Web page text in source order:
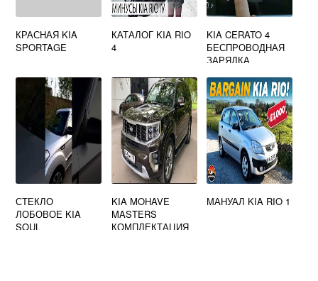
КРАСНАЯ KIA
SPORTAGE
КАТАЛОГ KIA RIO
4
KIA CERATO 4
БЕСПРОВОДНАЯ
ЗАРЯДКА
СТЕКЛО
ЛОБОВОЕ KIA
SOUL
KIA MOHAVE
MASTERS
КОМПЛЕКТАЦИЯ
МАНУАЛ KIA RIO 1